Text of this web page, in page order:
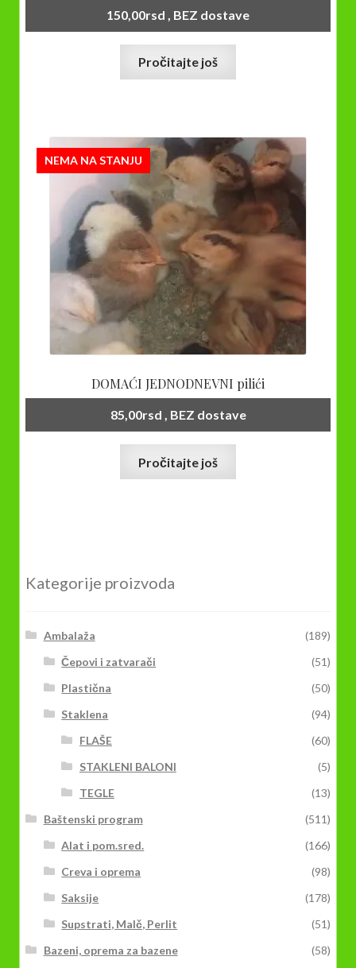
150,00rsd , BEZ dostave
Pročitajte još
NEMA NA STANJU
DOMAĆI JEDNODNEVNI pilići
85,00rsd , BEZ dostave
Pročitajte još
Kategorije proizvoda
Ambalaža
(189)
Čepovi i zatvarači
(51)
Plastična
(50)
Staklena
(94)
FLAŠE
(60)
STAKLENI BALONI
(5)
TEGLE
(13)
Baštenski program
(511)
Alat i pom.sred.
(166)
Creva i oprema
(98)
Saksije
(178)
Supstrati, Malč, Perlit
(51)
Bazeni, oprema za bazene
(58)